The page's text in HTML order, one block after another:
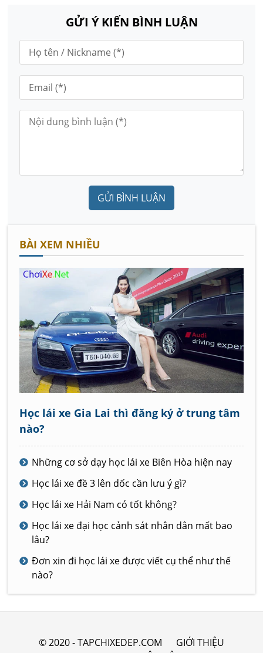
GỬI Ý KIẾN BÌNH LUẬN
GỬI BÌNH LUẬN
BÀI XEM NHIỀU
Học lái xe Gia Lai thì đăng ký ở trung tâm
nào?
Những cơ sở dạy học lái xe Biên Hòa hiện nay
Học lái xe đề 3 lên dốc cần lưu ý gì?
Học lái xe Hải Nam có tốt không?
Học lái xe đại học cảnh sát nhân dân mất bao
lâu?
Đơn xin đi học lái xe được viết cụ thể như thế
nào?
© 2020 - TAPCHIXEDEP.COM
GIỚI THIỆU